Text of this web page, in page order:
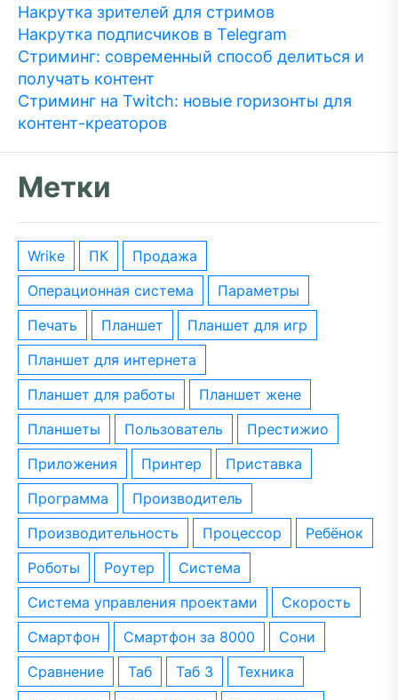
Накрутка зрителей для стримов
Накрутка подписчиков в Telegram
Стриминг: современный способ делиться и
получать контент
Стриминг на Twitch: новые горизонты для
контент-креаторов
Метки
wrike ПК
Продажа
операционная система
параметры
печать
планшет
планшет для игр
планшет для интернета
планшет для работы
планшет жене
планшеты
пользователь
престижио
приложения
принтер
приставка
программа
производитель
производительность
процессор
ребёнок
роботы
роутер
система
система управления проектами
скорость
смартфон
смартфон за 8000
сони
сравнение
таб таб 3
техника